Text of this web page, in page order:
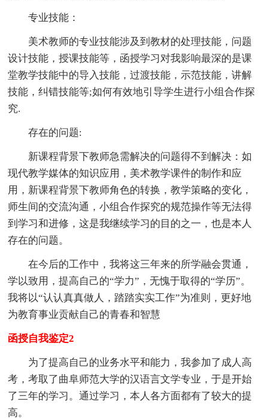
专业技能：
美术教师的专业技能涉及到教材的处理技能，问题
设计技能，授课技能等，函授学习对我影响最深的是课
堂教学技能中的导入技能，过渡技能，示范技能，讲解
技能，纠错技能等;如何有效地引导学生进行小组合作探
究.
存在的问题:
新课程背景下教师急需解决的问题得不到解决：如
现代教学媒体的知识应用，美术教学课件的制作和应
用，新课程背景下教师角色的转换，教学策略的变化，
师生间的交流沟通，小组合作探究的规范操作等无法得
到学习和进修，这是我继续学习的目的之一，也是本人
存在的问题。
在今后的工作中，我将这三年来的所学融会贯通，
学以致用，提高自己的“学力”，无愧于取得的“学历”。
我将以“认认真真做人，踏踏实实工作”为准则，更好地
为教育事业贡献自己的青春和智慧
函授自我鉴定2
为了提高自己的业务水平和能力，我参加了成人高
考，考取了曲阜师范大学的汉语言文学专业，于是开始
了三年的学习。通过学习，本人各方面都有了较大的提
高。